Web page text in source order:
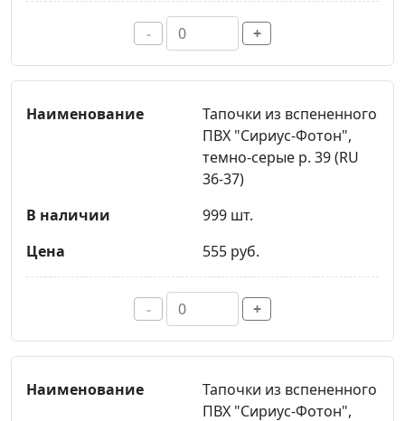
- +
Тапочки из вспененного
ПВХ "Сириус-Фотон",
темно-серые р. 39 (RU
36-37)
999 шт.
555 руб.
- +
Тапочки из вспененного
ПВХ "Сириус-Фотон",